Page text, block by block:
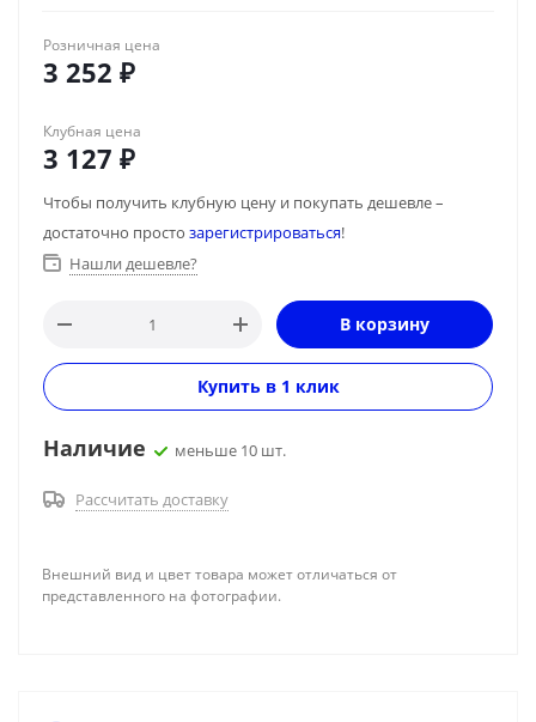
Розничная цена
3 252 ₽
Клубная цена
3 127 ₽
Чтобы получить клубную цену и покупать дешевле –
достаточно просто зарегистрироваться!
Нашли дешевле?
В корзину
Купить в 1 клик
Наличие меньше 10 шт.
Рассчитать доставку
Внешний вид и цвет товара может отличаться от
представленного на фотографии.